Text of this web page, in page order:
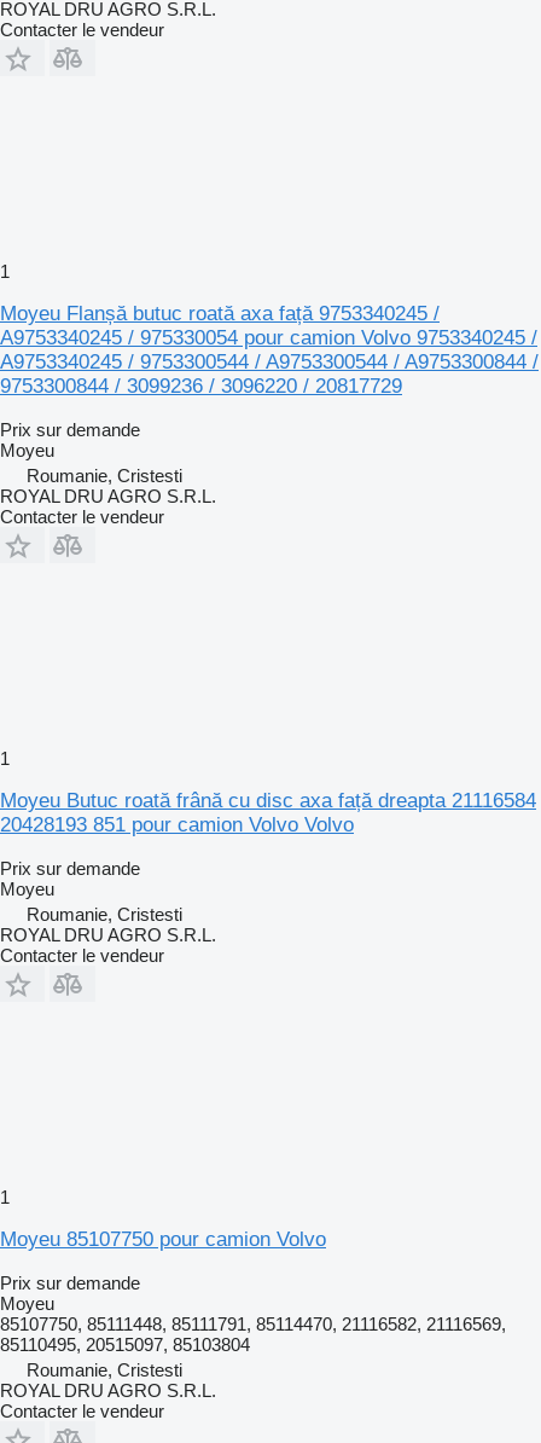
ROYAL DRU AGRO S.R.L.
Contacter le vendeur
1
Moyeu Flanșă butuc roată axa față 9753340245 /
A9753340245 / 975330054 pour camion Volvo 9753340245 /
A9753340245 / 9753300544 / A9753300544 / A9753300844 /
9753300844 / 3099236 / 3096220 / 20817729
Prix sur demande
Moyeu
Roumanie, Cristesti
ROYAL DRU AGRO S.R.L.
Contacter le vendeur
1
Moyeu Butuc roată frână cu disc axa față dreapta 21116584
20428193 851 pour camion Volvo Volvo
Prix sur demande
Moyeu
Roumanie, Cristesti
ROYAL DRU AGRO S.R.L.
Contacter le vendeur
1
Moyeu 85107750 pour camion Volvo
Prix sur demande
Moyeu
85107750, 85111448, 85111791, 85114470, 21116582, 21116569,
85110495, 20515097, 85103804
Roumanie, Cristesti
ROYAL DRU AGRO S.R.L.
Contacter le vendeur